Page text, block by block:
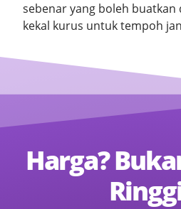
sebenar yang boleh
kekal kurus untuk tempoh
Harga?